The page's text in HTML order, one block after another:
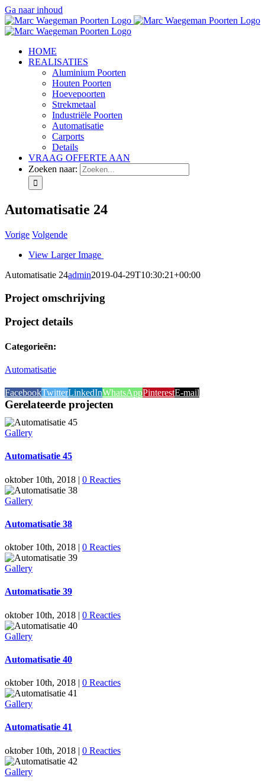
Ga naar inhoud
HOME
REALISATIES
Aluminium Poorten
Houten Poorten
Hoevepoorten
Strekmetaal
Industriële Poorten
Automatisatie
Carports
Details
VRAAG OFFERTE AAN
Zoeken naar:
Automatisatie 24
Vorige Volgende
View Larger Image
Automatisatie 24admin2019-04-29T10:30:21+00:00
Project omschrijving
Project details
Categorieën:
Automatisatie
FacebookTwitterLinkedInWhatsAppPinterestE-mail
Gerelateerde projecten
Gallery
Automatisatie 45
oktober 10th, 2018 | 0 Reacties
Gallery
Automatisatie 38
oktober 10th, 2018 | 0 Reacties
Gallery
Automatisatie 39
oktober 10th, 2018 | 0 Reacties
Gallery
Automatisatie 40
oktober 10th, 2018 | 0 Reacties
Gallery
Automatisatie 41
oktober 10th, 2018 | 0 Reacties
Gallery